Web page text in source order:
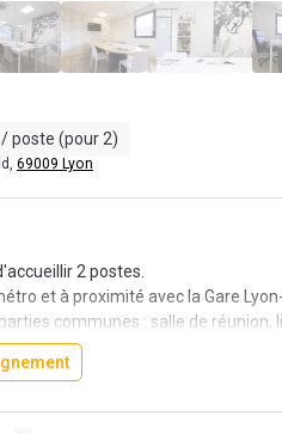
poste (pour 2)
69009 Lyon
2 postes.
et à proximité avec la Gare
communes : salle de réunion,